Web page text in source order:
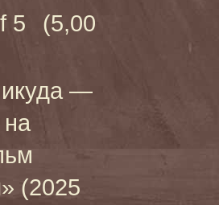
(5,00
—
на
(2025